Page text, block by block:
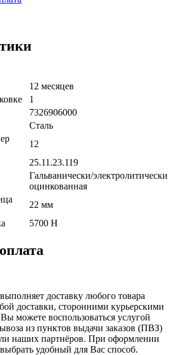
12 месяцев
1
7326906000
Сталь
12
25.11.23.119
Гальванически/электролитически
оцинкованная
22 мм
5700 Н
доставку любого товара
доставки, сторонними курьерскими
можете воспользоваться услугой
из пунктов выдачи заказов (ПВЗ)
наших партнёров. При оформлении
удобный для Вас способ.